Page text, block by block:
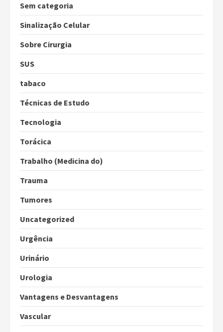
Sem categoria
Sinalização Celular
Sobre Cirurgia
SUS
tabaco
Técnicas de Estudo
Tecnologia
Torácica
Trabalho (Medicina do)
Trauma
Tumores
Uncategorized
Urgência
Urinário
Urologia
Vantagens e Desvantagens
Vascular